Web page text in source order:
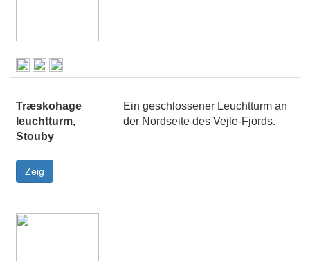
Træskohage
leuchtturm,
Stouby
Ein geschlossener Leuchtturm an
der Nordseite des Vejle-Fjords.